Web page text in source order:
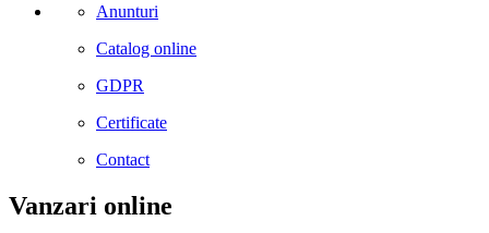
Anunturi
Catalog online
GDPR
Certificate
Contact
Vanzari online